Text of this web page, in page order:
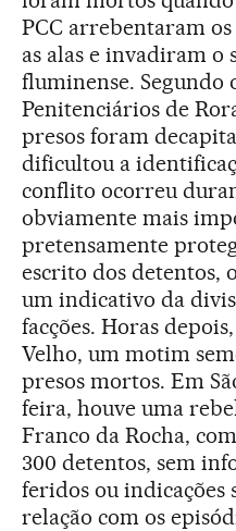
PCC arrebentaram
as alas e invadiram o
fluminense. Segundo
Penitenciários de
presos foram
dificultou a
conflito ocorreu
obviamente mais
pretensamente
escrito dos detentos,
um indicativo da
facções. Horas
Velho, um motim
presos mortos. Em
feira, houve uma
Franco da Rocha,
300 detentos, sem
feridos ou indicações
relação com os